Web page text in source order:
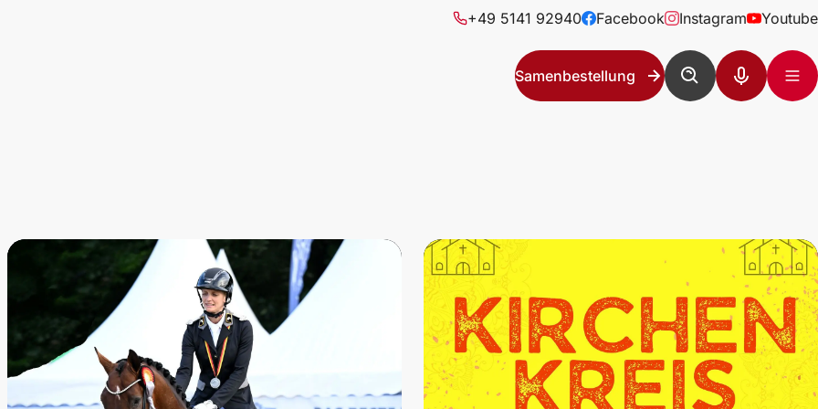
+49 5141 92940 Facebook Instagram Youtube
Samenbestellung